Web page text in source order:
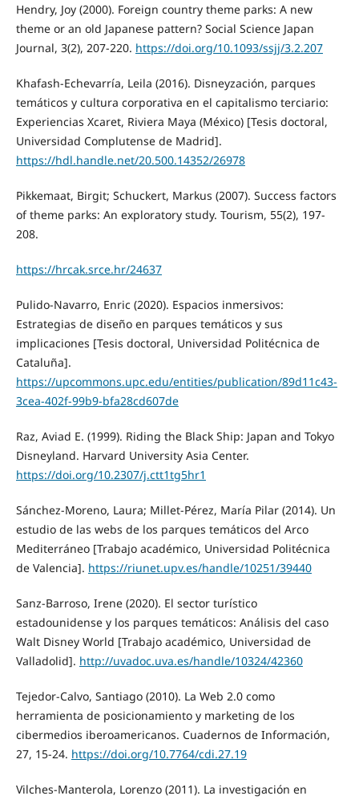
Hendry, Joy (2000). Foreign country theme parks: A new
theme or an old Japanese pattern? Social Science Japan
Journal, 3(2), 207-220. https://doi.org/10.1093/ssjj/3.2.207
Khafash-Echevarría, Leila (2016). Disneyzación, parques
temáticos y cultura corporativa en el capitalismo terciario:
Experiencias Xcaret, Riviera Maya (México) [Tesis doctoral,
Universidad Complutense de Madrid].
https://hdl.handle.net/20.500.14352/26978
Pikkemaat, Birgit; Schuckert, Markus (2007). Success factors
of theme parks: An exploratory study. Tourism, 55(2), 197-
208.
https://hrcak.srce.hr/24637
Pulido-Navarro, Enric (2020). Espacios inmersivos:
Estrategias de diseño en parques temáticos y sus
implicaciones [Tesis doctoral, Universidad Politécnica de
Cataluña].
https://upcommons.upc.edu/entities/publication/89d11c43-
3cea-402f-99b9-bfa28cd607de
Raz, Aviad E. (1999). Riding the Black Ship: Japan and Tokyo
Disneyland. Harvard University Asia Center.
https://doi.org/10.2307/j.ctt1tg5hr1
Sánchez-Moreno, Laura; Millet-Pérez, María Pilar (2014). Un
estudio de las webs de los parques temáticos del Arco
Mediterráneo [Trabajo académico, Universidad Politécnica
de Valencia]. https://riunet.upv.es/handle/10251/39440
Sanz-Barroso, Irene (2020). El sector turístico
estadounidense y los parques temáticos: Análisis del caso
Walt Disney World [Trabajo académico, Universidad de
Valladolid]. http://uvadoc.uva.es/handle/10324/42360
Tejedor-Calvo, Santiago (2010). La Web 2.0 como
herramienta de posicionamiento y marketing de los
cibermedios iberoamericanos. Cuadernos de Información,
27, 15-24. https://doi.org/10.7764/cdi.27.19
Vilches-Manterola, Lorenzo (2011). La investigación en